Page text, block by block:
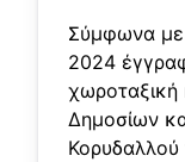
Σύμφωνα
2024
Δημοσίων
Κορυδαλλού